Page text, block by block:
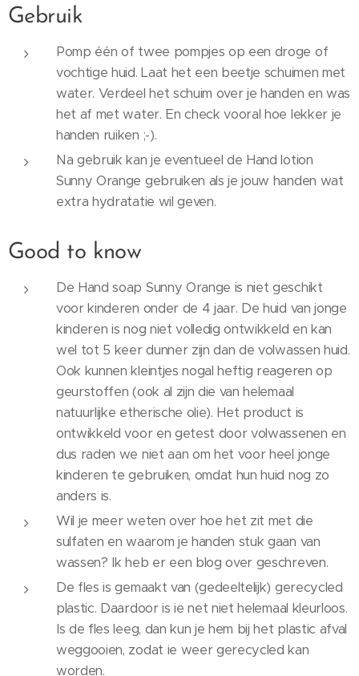
Gebruik
Pomp één of twee pompjes op een droge of
vochtige huid. Laat het een beetje schuimen met
water. Verdeel het schuim over je handen en was
het af met water. En check vooral hoe lekker je
handen ruiken ;-).
Na gebruik kan je eventueel de Hand lotion
Sunny Orange gebruiken als je jouw handen wat
extra hydratatie wil geven.
Good to know
De Hand soap Sunny Orange is niet geschikt
voor kinderen onder de 4 jaar. De huid van jonge
kinderen is nog niet volledig ontwikkeld en kan
wel tot 5 keer dunner zijn dan de volwassen huid.
Ook kunnen kleintjes nogal heftig reageren op
geurstoffen (ook al zijn die van helemaal
natuurlijke etherische olie). Het product is
ontwikkeld voor en getest door volwassenen en
dus raden we niet aan om het voor heel jonge
kinderen te gebruiken, omdat hun huid nog zo
anders is.
Wil je meer weten over hoe het zit met die
sulfaten en waarom je handen stuk gaan van
wassen? Ik heb er een blog over geschreven.
De fles is gemaakt van (gedeeltelijk) gerecycled
plastic. Daardoor is ie net niet helemaal kleurloos.
Is de fles leeg, dan kun je hem bij het plastic afval
weggooien, zodat ie weer gerecycled kan
worden.